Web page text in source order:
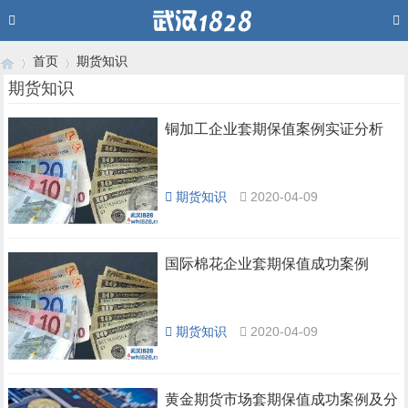
›
首页
›
期货知识
期货知识
铜加工企业套期保值案例实证分析
期货知识 2020-04-09
国际棉花企业套期保值成功案例
期货知识 2020-04-09
黄金期货市场套期保值成功案例及分